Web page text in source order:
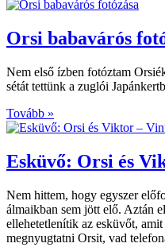
Orsi babavárós
Nem első ízben fotóztam
sétát tettünk a zuglói
Tovább »
Esküvő: Orsi és
Nem hittem, hogy egyszer
álmaikban sem jött elő. Aztán
ellehetetlenítik az esküvőt,
megnyugtatni Orsit, vad